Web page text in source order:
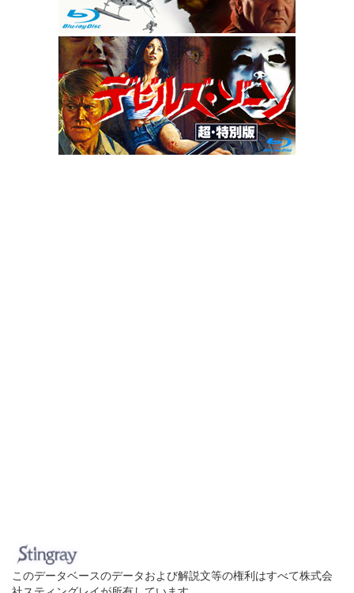
このデータベースのデータおよび解説文等の権利はすべて株式会